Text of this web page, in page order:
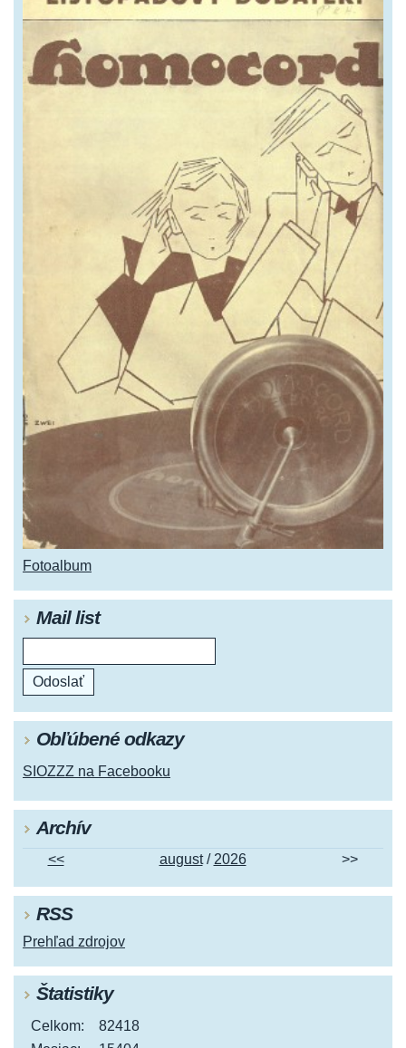
Fotoalbum
Mail list
Obľúbené odkazy
SIOZZZ na Facebooku
Archív
<< august/ 2026 >>
RSS
Prehľad zdrojov
Štatistiky
Celkom:
82418